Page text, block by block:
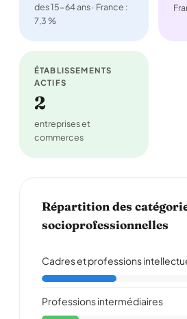
des 15-64 ans · France :
7,3 %
ÉTABLISSEMENTS
ACTIFS
2
entreprises et
commerces
Répartition des
socioprofessionnelles
Cadres et professions
Professions intermédiaires